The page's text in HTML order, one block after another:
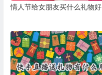
情人节给女朋友买什么礼物好